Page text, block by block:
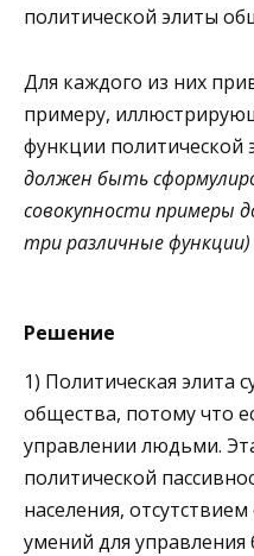
политической элиты
Для каждого из них
примеру,
функции политической
должен быть
совокупности примеры
три различные функции)
Решение
1) Политическая элита
общества, потому что
управлении людьми.
политической
населения,
умений для